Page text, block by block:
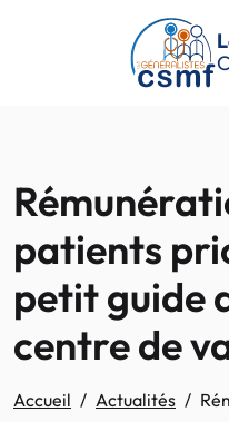
Passer au contenu principal
patients
petit guide
centre de
Accueil Actualités